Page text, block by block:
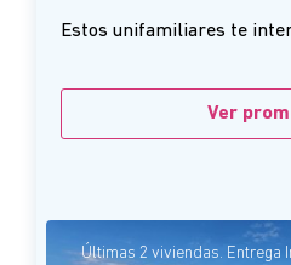
Estos unifamiliares te
Ver
Últimas 2 viviendas. Entrega